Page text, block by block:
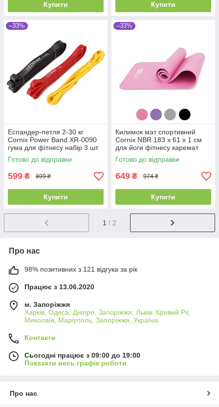
Купити Купити
–33%
Еспандер-петля 2-30 кг
Cornix Power Band XR-0090
гума для фітнесу набір 3 шт
Готово до відправки
599 ₴ 899 ₴
Купити
–33%
Килимок мат спортивний
Cornix NBR 183 x 61 x 1 cм
для йоги фітнесу каремат
туристичний
Готово до відправки
649 ₴ 974 ₴
Купити
1 / 2
Про нас
98% позитивних з 121 відгука за рік
Працює з 13.06.2020
м. Запоріжжя
Харків, Одеса, Дніпро, Запоріжжя, Львів, Кривий Ріг,
Миколаїв, Маріуполь, Запоріжжя, Україна
Контакти
Сьогодні працює з 09:00 до 19:00
Показати весь графік роботи
Про нас